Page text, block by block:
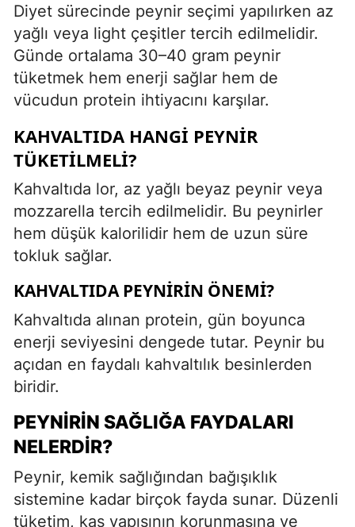
Diyet sürecinde peynir seçimi yapılırken az
yağlı veya light çeşitler tercih edilmelidir.
Günde ortalama 30–40 gram peynir
tüketmek hem enerji sağlar hem de
vücudun protein ihtiyacını karşılar.
KAHVALTIDA HANGI PEYNIR
TÜKETILMELI?
Kahvaltıda lor, az yağlı beyaz peynir veya
mozzarella tercih edilmelidir. Bu peynirler
hem düşük kalorilidir hem de uzun süre
tokluk sağlar.
KAHVALTIDA PEYNIRIN ÖNEMI?
Kahvaltıda alınan protein, gün boyunca
enerji seviyesini dengede tutar. Peynir bu
açıdan en faydalı kahvaltılık besinlerden
biridir.
PEYNIRIN SAĞLIĞA FAYDALARI
NELERDIR?
Peynir, kemik sağlığından bağışıklık
sistemine kadar birçok fayda sunar. Düzenli
tüketim, kas yapısının korunmasına ve